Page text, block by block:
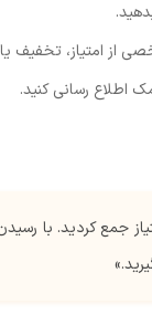
از امتیاز، تخفیف
اطلاع رسانی کنید.